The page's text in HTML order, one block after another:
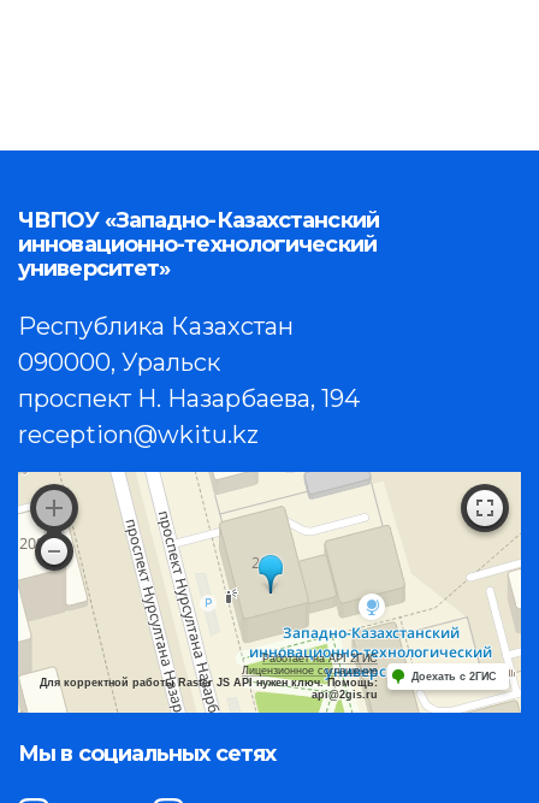
ЧВПОУ «Западно-Казахстанский
инновационно-технологический
университет»
Республика Казахстан
090000, Уральск
проспект Н. Назарбаева, 194
reception@wkitu.kz
Работает на API 2ГИС
Лицензионное соглашение
Для корректной работы Raster JS API нужен ключ. Помощь:
api@2gis.ru
Доехать с 2ГИС
Мы в социальных сетях